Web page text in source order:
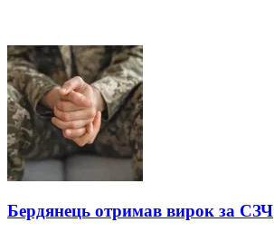
Бердянець отримав вирок за СЗЧ